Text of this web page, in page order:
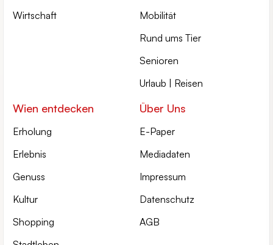
Wirtschaft
Mobilität
Rund ums Tier
Senioren
Urlaub | Reisen
Wien entdecken
Erholung
Erlebnis
Genuss
Kultur
Shopping
Über Uns
E-Paper
Mediadaten
Impressum
Datenschutz
AGB